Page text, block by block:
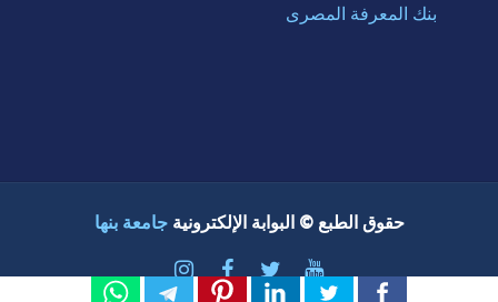
بنك المعرفة المصرى
حقوق الطبع © البوابة الإلكترونية جامعة بنها